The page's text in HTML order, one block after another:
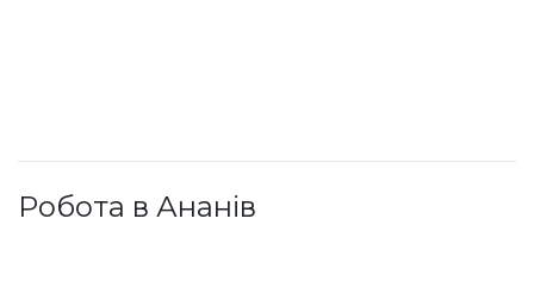
Робота в Ананів